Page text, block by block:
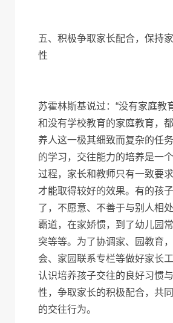
五、积极争取家长配合，保持
性
苏霍林斯基说过：“没有家庭教
和没有学校教育的家庭教育，
养人这一极其细致而复杂的任
的学习，交往能力的培养是一
过程，家长和教师只有一致要求
才能取得较好的效果。有的孩
了，不愿意、不善于与别人相
霸道，在家娇惯，到了幼儿园
突等等。为了协调家、园教育
会、家园联系专栏等做好家长
认识培养孩子交往的良好习惯
性，争取家长的积极配合，共
的交往行为。